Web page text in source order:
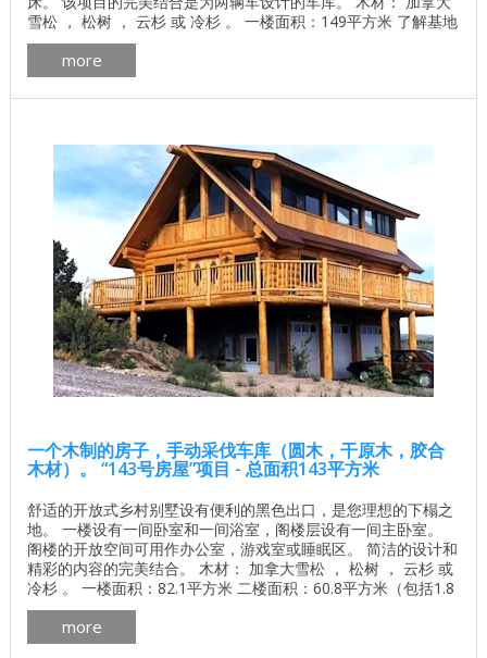
雪松 ， 松树 ， 云杉 或 冷杉 。 一楼面积：149平方米 了解基地
的价格 独立计算基础价格 所有建筑工程在建房和修理房屋 - 找
出价格 木屋的最佳项目 墙壁材料最佳住宅项目 加拿大房屋的平
面图安大略省pdf下载 加拿大木屋的制造更多 加拿大木屋外部画
廊细节 ...
more
一个木制的房子，手动采伐车库（圆木，干原木，胶合
木材）。 “143号房屋”项目 - 总面积143平方米
舒适的开放式乡村别墅设有便利的黑色出口，是您理想的下榻之
地。 一楼设有一间卧室和一间浴室，阁楼层设有一间主卧室。
阁楼的开放空间可用作办公室，游戏室或睡眠区。 简洁的设计和
精彩的内容的完美结合。 木材： 加拿大雪松 ， 松树 ， 云杉 或
冷杉 。 一楼面积：82.1平方米 二楼面积：60.8平方米（包括1.8
米的天花板高度） 总面积：142.9平方米 了解基地的价格 独立计
算基础价格 所有建筑工程在建房和修理房屋 - 找出价格 木屋的
最佳项目 墙壁材料最佳住宅项目 ...
more